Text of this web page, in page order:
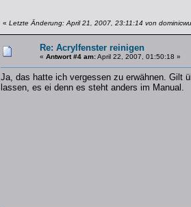
« Letzte Änderung: April 21, 2007, 23:11:14 von
Re: Acrylfenster reinigen
« Antwort #4 am:April 22, 2007, 01:50:18 »
Ja, das hatte ich vergessen zu erwähnen. Gilt
lassen, es ei denn es steht anders im Manual.